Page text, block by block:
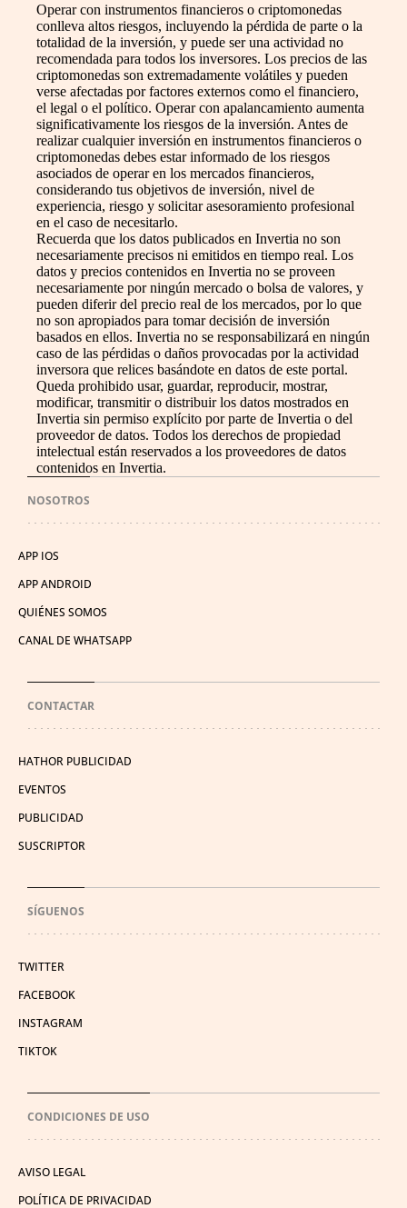
Operar con instrumentos financieros o criptomonedas
conlleva altos riesgos, incluyendo la pérdida de parte o la
totalidad de la inversión, y puede ser una actividad no
recomendada para todos los inversores. Los precios de las
criptomonedas son extremadamente volátiles y pueden
verse afectadas por factores externos como el financiero,
el legal o el político. Operar con apalancamiento aumenta
significativamente los riesgos de la inversión. Antes de
realizar cualquier inversión en instrumentos financieros o
criptomonedas debes estar informado de los riesgos
asociados de operar en los mercados financieros,
considerando tus objetivos de inversión, nivel de
experiencia, riesgo y solicitar asesoramiento profesional
en el caso de necesitarlo.
Recuerda que los datos publicados en Invertia no son
necesariamente precisos ni emitidos en tiempo real. Los
datos y precios contenidos en Invertia no se proveen
necesariamente por ningún mercado o bolsa de valores, y
pueden diferir del precio real de los mercados, por lo que
no son apropiados para tomar decisión de inversión
basados en ellos. Invertia no se responsabilizará en ningún
caso de las pérdidas o daños provocadas por la actividad
inversora que relices basándote en datos de este portal.
Queda prohibido usar, guardar, reproducir, mostrar,
modificar, transmitir o distribuir los datos mostrados en
Invertia sin permiso explícito por parte de Invertia o del
proveedor de datos. Todos los derechos de propiedad
intelectual están reservados a los proveedores de datos
contenidos en Invertia.
NOSOTROS
APP IOS
APP ANDROID
QUIÉNES SOMOS
CANAL DE WHATSAPP
CONTACTAR
HATHOR PUBLICIDAD
EVENTOS
PUBLICIDAD
SUSCRIPTOR
SÍGUENOS
TWITTER
FACEBOOK
INSTAGRAM
TIKTOK
CONDICIONES DE USO
AVISO LEGAL
POLÍTICA DE PRIVACIDAD